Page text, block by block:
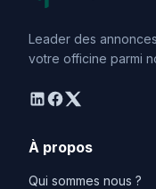
Leader des
votre officine parmi
linkedin
facebook
twitter
À propos
Qui sommes nous ?